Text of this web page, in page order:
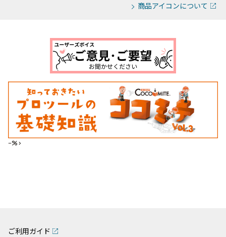
商品アイコンについて
--%>
ご利用ガイド